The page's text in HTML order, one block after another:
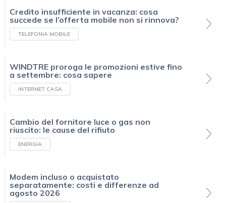
Credito insufficiente in vacanza: cosa
succede se l’offerta mobile non si rinnova?
TELEFONIA MOBILE
WINDTRE proroga le promozioni estive fino
a settembre: cosa sapere
INTERNET CASA
Cambio del fornitore luce o gas non
riuscito: le cause del rifiuto
ENERGIA
Modem incluso o acquistato
separatamente: costi e differenze ad
agosto 2026